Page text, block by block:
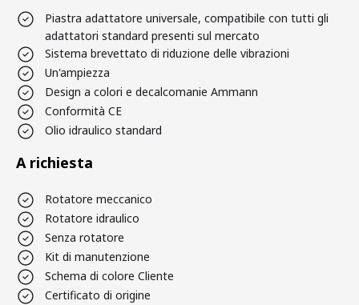
Piastra adattatore universale, compatibile con tutti gli
adattatori standard presenti sul mercato
Sistema brevettato di riduzione delle vibrazioni
Un'ampiezza
Design a colori e decalcomanie Ammann
Conformità CE
Olio idraulico standard
A richiesta
Rotatore meccanico
Rotatore idraulico
Senza rotatore
Kit di manutenzione
Schema di colore Cliente
Certificato di origine